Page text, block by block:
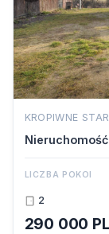
KROPIWNE
Nieruchomość
LICZBA POKOI
2
290 000